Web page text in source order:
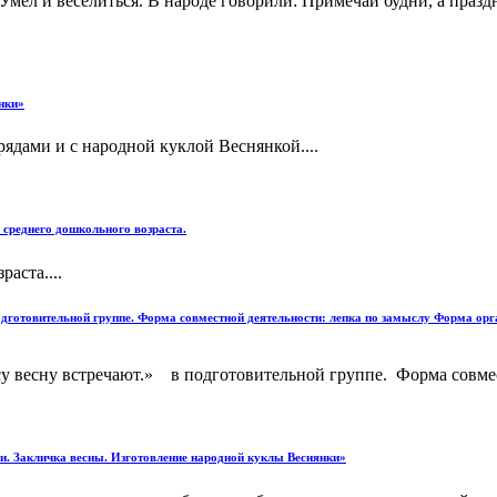
и с народной куклой Веснянкой....
дошкольного возраста.
группе. Форма совместной деятельности: лепка по замыслу Форма
весну встречают.» в подготовительной группе. Форма
Закличка весны. Изготовление народной куклы Веснянки»